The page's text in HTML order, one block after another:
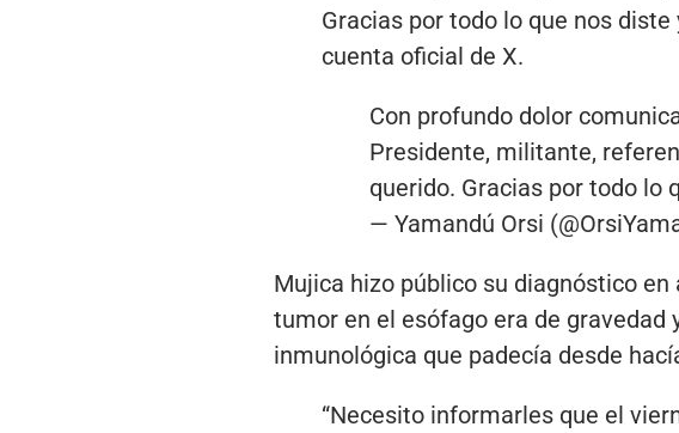
Gracias por todo lo que nos
cuenta oficial de X.
Con profundo dolor
Presidente, militante,
querido. Gracias por todo lo
— Yamandú Orsi
Mujica hizo público su diagnóstico
tumor en el esófago era de gravedad
inmunológica que padecía desde
“Necesito informarles que el